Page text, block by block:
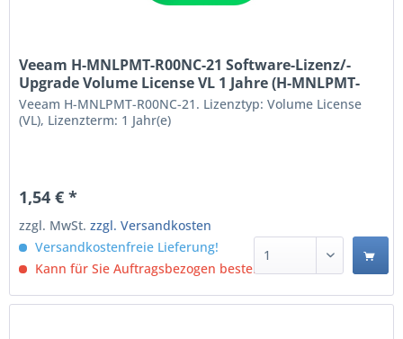
Veeam H-MNLPMT-R00NC-21 Software-Lizenz/-
Upgrade Volume License VL 1 Jahre (H-MNLPMT-
R00NC-21)
Veeam H-MNLPMT-R00NC-21. Lizenztyp: Volume License
(VL), Lizenzterm: 1 Jahr(e)
1,54 € *
zzgl. MwSt.zzgl. Versandkosten
Versandkostenfreie Lieferung!
Kann für Sie Auftragsbezogen bestellt werden.